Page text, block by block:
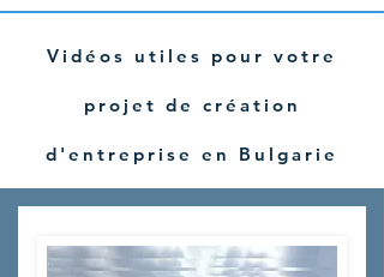
Vidéos utiles pour votre
projet de création
d'entreprise en Bulgarie